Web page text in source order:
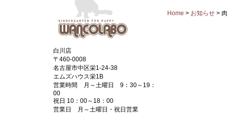
Home > お知らせ >
白川店
〒460-0008
名古屋市中区栄1-24-38
エムズハウス栄1B
営業時間 月～土曜日 9：30～19：
00
祝日 10：00～18：00
営業日 月～土曜日・祝日営業